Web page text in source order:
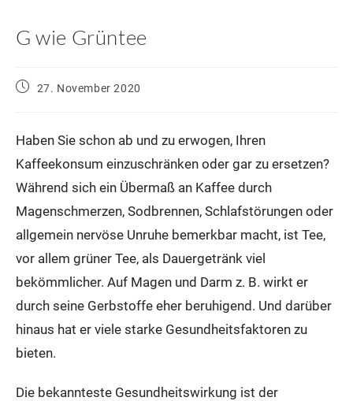
G wie Grüntee
Beitrag27. November 2020
Haben Sie schon ab und zu erwogen, Ihren
Kaffeekonsum einzuschränken oder gar zu ersetzen?
Während sich ein Übermaß an Kaffee durch
Magenschmerzen, Sodbrennen, Schlafstörungen oder
allgemein nervöse Unruhe bemerkbar macht, ist Tee,
vor allem grüner Tee, als Dauergetränk viel
bekömmlicher. Auf Magen und Darm z. B. wirkt er
durch seine Gerbstoffe eher beruhigend. Und darüber
hinaus hat er viele starke Gesundheitsfaktoren zu
bieten.
Die bekannteste Gesundheitswirkung ist der